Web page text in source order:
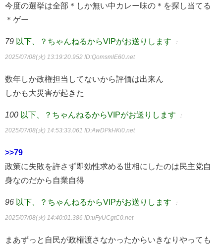
今度の選挙は全部＊しか無い中カレー味の＊を探し当てる
＊ゲー
79 以下、？ちゃんねるからVIPがお送りします ：
2025/07/08(火) 13:19:20.952 ID:QomsmlE60.net
数年しか政権担当してないから評価は出来ん
しかも大災害が起きた
100 以下、？ちゃんねるからVIPがお送りします ：
2025/07/08(火) 14:53:33.061 ID:AwDPkHKi0.net
>>79
政策に失敗を許さず即効性求める世相にしたのは民主党自
身なのだから自業自得
96 以下、？ちゃんねるからVIPがお送りします ：
2025/07/08(火) 14:40:01.386 ID:uFyUCgtC0.net
まあずっと自民が政権渡さなかったからいきなりやっても